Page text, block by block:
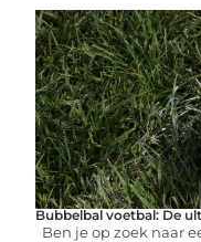
Bubbelbal voetbal: De
Ben je op zoek naar